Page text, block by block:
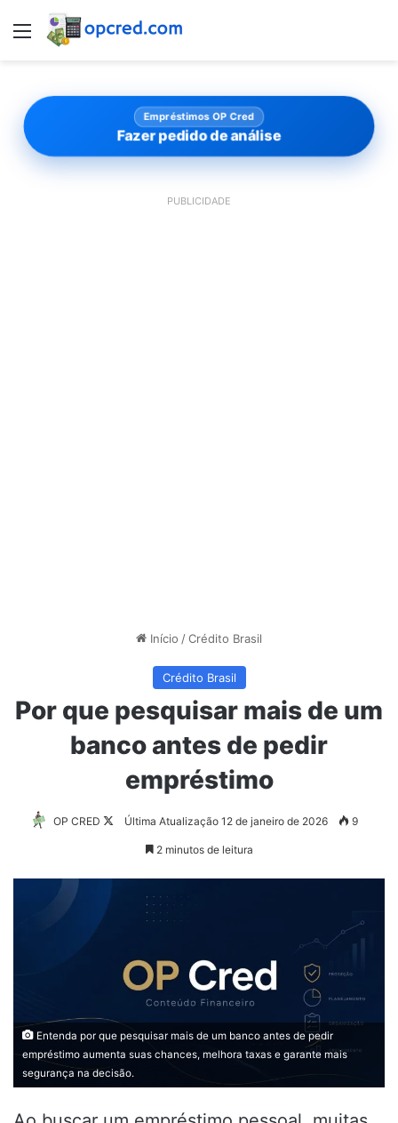
Menu
Empréstimos OP Cred
Fazer pedido de análise
PUBLICIDADE
Início /Crédito Brasil
Crédito Brasil
Por que pesquisar mais de um
banco antes de pedir
empréstimo
OP CRED
Follow
Última Atualização 12 de janeiro de 2026 9
2 minutos de leitura
Entenda por que pesquisar mais de um banco antes de pedir
empréstimo aumenta suas chances, melhora taxas e garante mais
segurança na decisão.